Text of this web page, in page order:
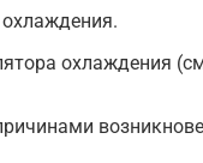
охлаждения